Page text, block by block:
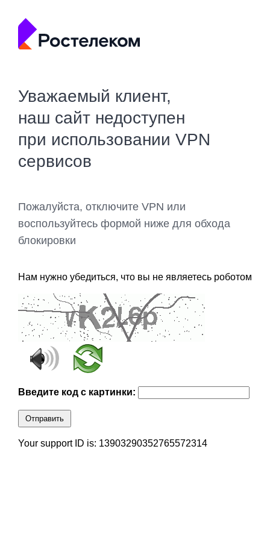
Уважаемый клиент,
наш сайт недоступен
при использовании VPN
сервисов
Пожалуйста, отключите VPN или
воспользуйтесь формой ниже для обхода
блокировки
Нам нужно убедиться, что вы не являетесь роботом
Введите код с картинки:
Отправить
Your support ID is: 13903290352765572314